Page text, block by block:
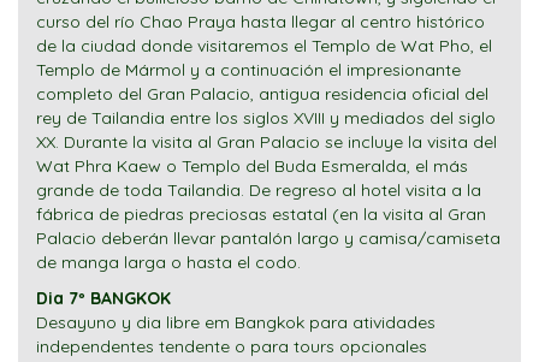
curso del río Chao Praya hasta llegar al centro histórico
de la ciudad donde visitaremos el Templo de Wat Pho, el
Templo de Mármol y a continuación el impresionante
completo del Gran Palacio, antigua residencia oficial del
rey de Tailandia entre los siglos XVIII y mediados del siglo
XX. Durante la visita al Gran Palacio se incluye la visita del
Wat Phra Kaew o Templo del Buda Esmeralda, el más
grande de toda Tailandia. De regreso al hotel visita a la
fábrica de piedras preciosas estatal (en la visita al Gran
Palacio deberán llevar pantalón largo y camisa/camiseta
de manga larga o hasta el codo.
Dia 7º BANGKOK
Desayuno y dia libre em Bangkok para atividades
independentes tendente o para tours opcionales